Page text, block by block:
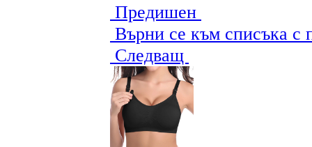
Предишен
Върни се към списъка с
Следващ